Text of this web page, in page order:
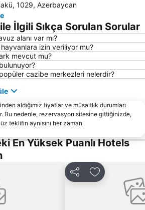
Baku Boulevard
Azadliq Square
Axundov adına Azərbaycan Dövlət Akademik Opera və Balet Teatrı
Baku International Sea Trade Port
Palace of the Shirvanshahs
1029, Azerbaycan
İlgili Sıkça Sorulan Sorular
alanı var mı?
izin veriliyor mu?
mevcut mu?
cazibe merkezleri nelerdir?
aldığımız fiyatlar ve müsaitlik durumları
Bu nedenle, rezervasyon sitesine gittiğinizde,
teklifin aynısını her zaman
En Yüksek Puanlı Hotels
Paylaş Favorilerime